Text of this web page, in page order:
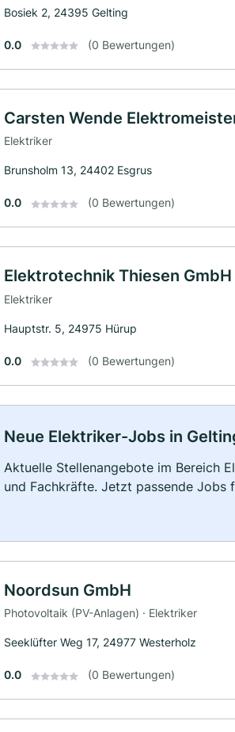
Bosiek 2, 24395 Gelting
0.0 (0 Bewertungen)
Carsten Wende
Elektriker
Brunsholm 13, 24402 Esgrus
0.0 (0 Bewertungen)
Elektrotechnik Thiesen GmbH
Elektriker
Hauptstr. 5, 24975 Hürup
0.0 (0 Bewertungen)
Neue Elektriker-Jobs in
Aktuelle Stellenangebote im Bereich
und Fachkräfte. Jetzt passende Jobs
Noordsun GmbH
Photovoltaik (PV-Anlagen) · Elektriker
Seeklüfter Weg 17, 24977 Westerholz
0.0 (0 Bewertungen)